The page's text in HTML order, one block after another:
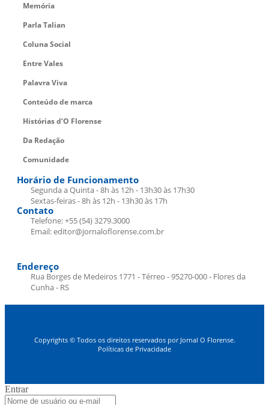
Memória
Parla Talian
Coluna Social
Entre Vales
Palavra Viva
Conteúdo de marca
Histórias d’O Florense
Da Redação
Comunidade
Horário de Funcionamento
Segunda a Quinta - 8h às 12h - 13h30 às 17h30
Sextas-feiras - 8h às 12h - 13h30 às 17h
Contato
Telefone: +55 (54) 3279.3000
Email: editor@jornaloflorense.com.br
Endereço
Rua Borges de Medeiros 1771 - Térreo - 95270-000 - Flores da
Cunha - RS
Copyrights © Todos os direitos reservados por Jornal O Florense.
Políticas de Privacidade
Entrar